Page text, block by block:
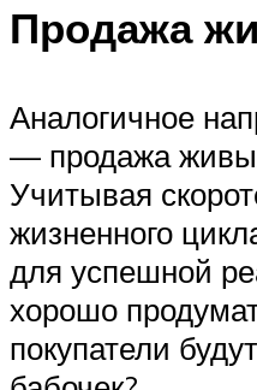
Продажа
Аналогичное
— продажа
Учитывая
жизненного
для успешной
хорошо
покупатели